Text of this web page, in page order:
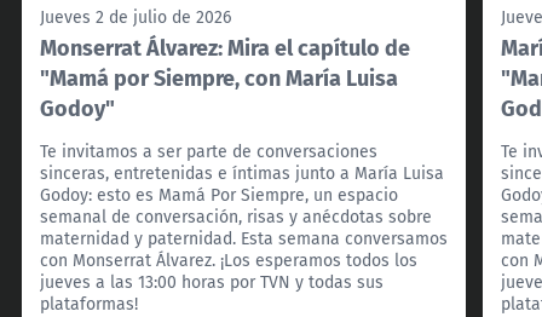
Jueves 2 de julio de 2026
Monserrat Álvarez: Mira el capítulo de
"Mamá por Siempre, con María Luisa
Godoy"
Te invitamos a ser parte de conversaciones
sinceras, entretenidas e íntimas junto a María Luisa
Godoy: esto es Mamá Por Siempre, un espacio
semanal de conversación, risas y anécdotas sobre
maternidad y paternidad. Esta semana conversamos
con Monserrat Álvarez. ¡Los esperamos todos los
jueves a las 13:00 horas por TVN y todas sus
plataformas!
Te
con